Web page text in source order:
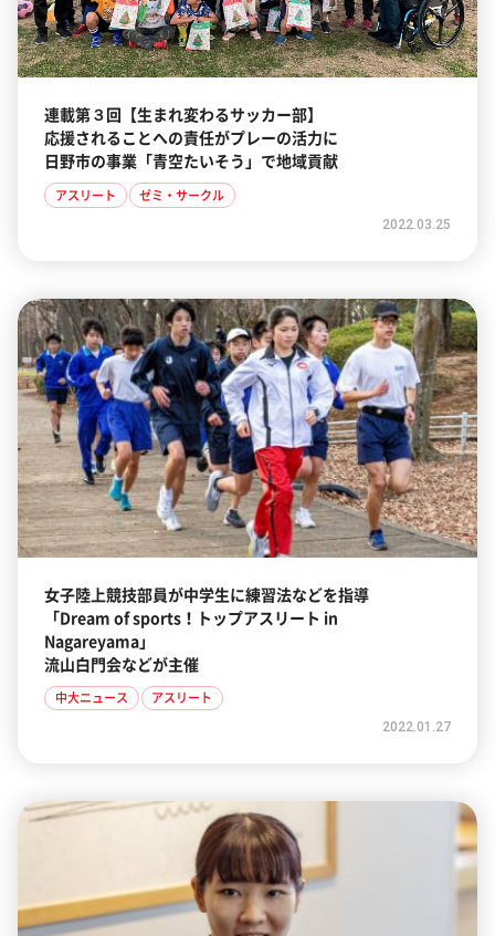
連載第３回【生まれ変わるサッカー部】
応援されることへの責任がプレーの活力に
日野市の事業「青空たいそう」で地域貢献
アスリート ゼミ・サークル
2022.03.25
女子陸上競技部員が中学生に練習法などを指導
「Dream of sports！トップアスリート in
Nagareyama」
流山白門会などが主催
中大ニュース アスリート
2022.01.27